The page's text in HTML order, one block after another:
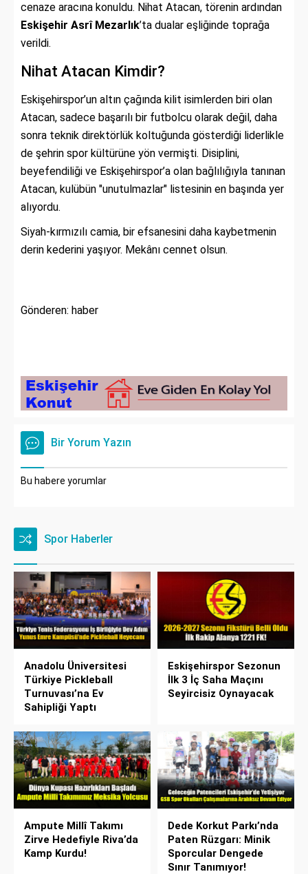
cenaze aracına konuldu. Nihat Atacan, törenin ardından
Eskişehir Asrî Mezarlık’ta dualar eşliğinde toprağa
verildi.
Nihat Atacan Kimdir?
Eskişehirspor’un altın çağında kilit isimlerden biri olan
Atacan, sadece başarılı bir futbolcu olarak değil, daha
sonra teknik direktörlük koltuğunda gösterdiği liderlikle
de şehrin spor kültürüne yön vermişti. Disiplini,
beyefendiliği ve Eskişehirspor’a olan bağlılığıyla tanınan
Atacan, kulübün "unutulmazlar" listesinin en başında yer
alıyordu.
Siyah-kırmızılı camia, bir efsanesini daha kaybetmenin
derin kederini yaşıyor. Mekânı cennet olsun.
Gönderen: haber
Bir Yorum Yazın
Bu habere yorumlar
Spor Haberler
Anadolu Üniversitesi
Türkiye Pickleball
Turnuvası’na Ev
Sahipliği Yaptı
Eskişehirspor Sezonun
İlk 3 İç Saha Maçını
Seyircisiz Oynayacak
Ampute Millî Takımı
Zirve Hedefiyle Riva’da
Kamp Kurdu!
Dede Korkut Parkı’nda
Paten Rüzgarı: Minik
Sporcular Dengede
Sınır Tanımıyor!